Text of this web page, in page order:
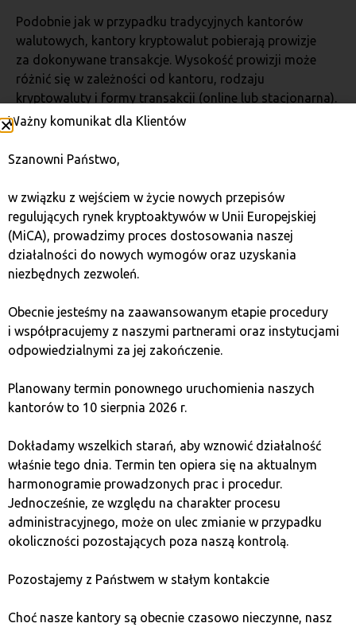
Podobnie jak w przypadku tradycyjnych kantorów
walutowych, kantory kryptowalut pobierają prowizje
za dokonywane transakcje. Wysokość prowizji może
różnić się w zależności od kantoru, rodzaju
kryptowaluty i formy transakcji (online lub stacjonarna).
Prowizje w kantorach kryptowalut są zazwyczaj wyższe
niż na giełdach kryptowalut, ale w zamian otrzymujesz
gwarancję stałego kursu i szybkości realizacji transakcji.
Przykładowo, prowizja za zakup BTC w kantorze może
wynosić od 2% do 7%, w zależności od platformy
i kwoty transakcji. Warto wcześniej sprawdzić, jakie
prowizje obowiązują w danym kantorze, aby uniknąć
nieprzyjemnych niespodzianek.
Ważny komunikat dla Klientów
Szanowni Państwo,
w związku z wejściem w życie nowych przepisów
regulujących rynek kryptoaktywów w Unii Europejskiej
(MiCA), prowadzimy proces dostosowania naszej
działalności do nowych wymogów oraz uzyskania
niezbędnych zezwoleń.
Obecnie jesteśmy na zaawansowanym etapie procedury
i współpracujemy z naszymi partnerami oraz instytucjami
odpowiedzialnymi za jej zakończenie.
Planowany termin ponownego uruchomienia naszych
kantorów to 10 sierpnia 2026 r.
Dokładamy wszelkich starań, aby wznowić działalność
właśnie tego dnia. Termin ten opiera się na aktualnym
harmonogramie prowadzonych prac i procedur.
Jednocześnie, ze względu na charakter procesu
administracyjnego, może on ulec zmianie w przypadku
okoliczności pozostających poza naszą kontrolą.
Pozostajemy z Państwem w stałym kontakcie
Choć nasze kantory są obecnie czasowo nieczynne, nasz